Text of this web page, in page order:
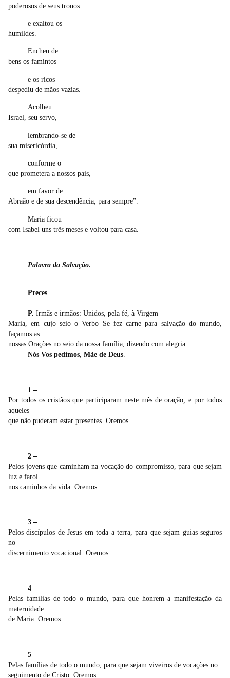
poderosos de seus tronos
e exaltou os
humildes.
Encheu de
bens os famintos
e os ricos
despediu de mãos vazias.
Acolheu
Israel, seu servo,
lembrando-se de
sua misericórdia,
conforme o
que prometera a nossos pais,
em favor de
Abraão e de sua descendência, para sempre”.
Maria ficou
com Isabel uns três meses e voltou para casa.
Palavra da Salvação.
Preces
P. Irmãs e irmãos: Unidos, pela fé, à Virgem
Maria, em cujo seio o Verbo Se fez carne para salvação do mundo,
façamos as
nossas Orações no seio da nossa família, dizendo com alegria:
Nós Vos pedimos, Mãe de Deus.
1 –
Por todos os cristãos que participaram neste mês de oração, e por todos
aqueles
que não puderam estar presentes. Oremos.
2 –
Pelos jovens que caminham na vocação do compromisso, para que sejam
luz e farol
nos caminhos da vida. Oremos.
3 –
Pelos discípulos de Jesus em toda a terra, para que sejam guias seguros
no
discernimento vocacional. Oremos.
4 –
Pelas famílias de todo o mundo, para que honrem a manifestação da
maternidade
de Maria. Oremos.
5 –
Pelas famílias de todo o mundo, para que sejam viveiros de vocações no
seguimento de Cristo. Oremos.